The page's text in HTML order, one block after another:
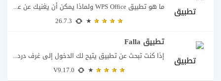
ما هو تطبيق WPS Office ولماذا يمكن أن يغنيك عن عدة تطبيقات؟ يُعد تطبيق...
تطبيق Falla
إذا كنت تبحث عن تطبيق يتيح لك الدخول إلى غرف دردشة صوتية مباشرة والتحدث...